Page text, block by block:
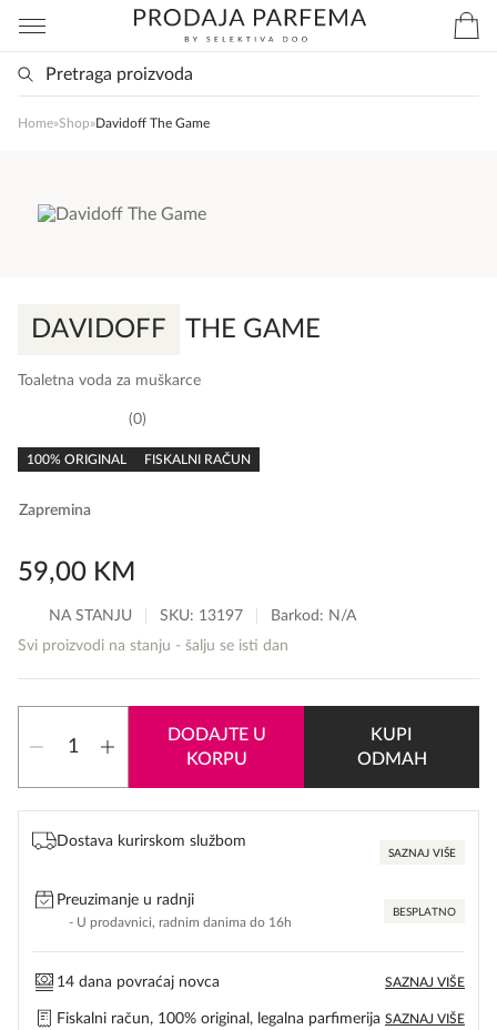
Home»Shop»Davidoff The Game
DAVIDOFF THE GAME
Toaletna voda za muškarce
rating
0
100% ORIGINAL FISKALNI RAČUN
Zapremina
59,00 KM
NA STANJU SKU: 13197
Barkod: N/A
Svi proizvodi na stanju - šalju se isti dan
The
količina
DODAJTE U
KORPU
KUPI
ODMAH
Dostava kurirskom službom
SAZNAJ VIŠE
Preuzimanje u radnji
- U prodavnici, radnim danima do 16h
BESPLATNO
14 dana povraćaj novca SAZNAJ VIŠE
Fiskalni račun, 100% original, legalna parfimerija SAZNAJ VIŠE